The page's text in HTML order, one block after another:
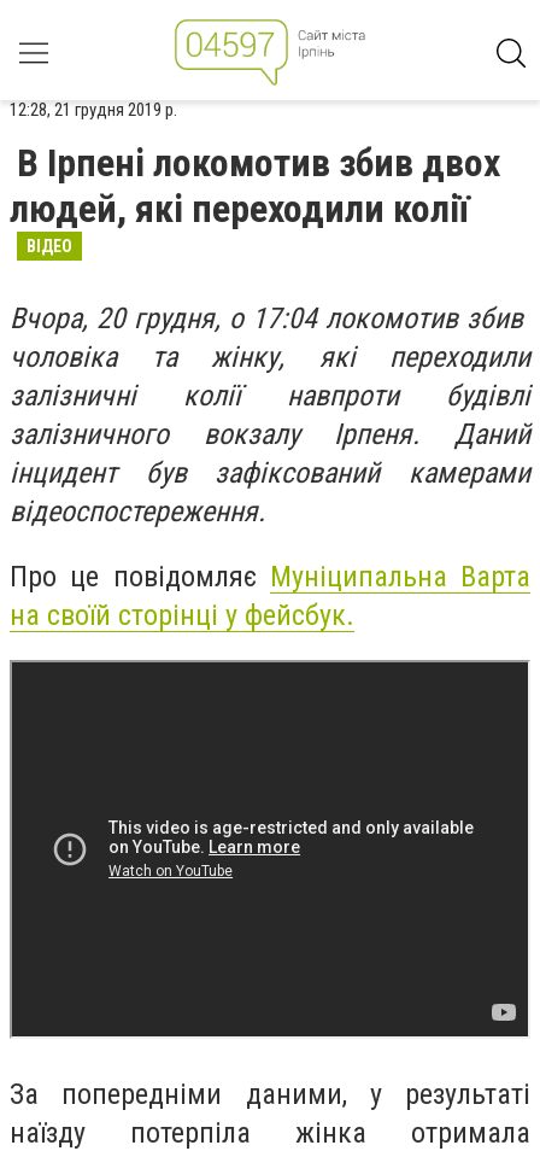
12:28, 21 грудня 2019 р.
В Ірпені локомотив збив двох
людей, які переходили колії
ВІДЕО
Вчора, 20 грудня, о 17:04 локомотив збив
чоловіка та жінку, які переходили
залізничні колії навпроти будівлі
залізничного вокзалу Ірпеня. Даний
інцидент був зафіксований камерами
відеоспостереження.
Про це повідомляє Муніципальна Варта
на своїй сторінці у фейсбук.
За попередніми даними, у результаті
наїзду потерпіла жінка отримала